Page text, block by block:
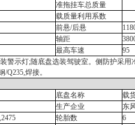
准拖挂车总质量
载质量利用系数
前悬/后悬
轴距
最高车速
95
警示灯;随底盘选装驾驶室。侧防护采用
Q235,焊接。
底盘名称
载
生产企业
东
轮胎数
6